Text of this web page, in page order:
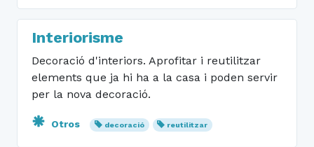
Interiorisme
Decoració d'interiors. Aprofitar i reutilitzar
elements que ja hi ha a la casa i poden servir
per la nova decoració.
Otros decoració reutilitzar